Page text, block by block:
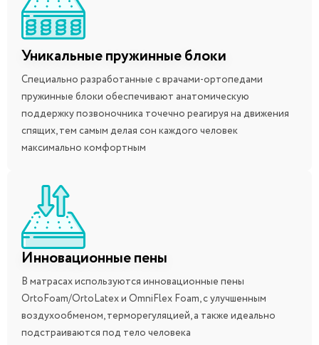
Уникальные пружинные блоки
Специально разработанные с врачами-ортопедами
пружинные блоки обеспечивают анатомическую
поддержку позвоночника точечно реагируя на движения
спящих, тем самым делая сон каждого человек
максимально комфортным
Инновационные пены
В матрасах используются инновационные пены
OrtoFoam/OrtoLatex и OmniFlex Foam, с улучшенным
воздухообменом, терморегуляцией, а также идеально
подстраиваются под тело человека